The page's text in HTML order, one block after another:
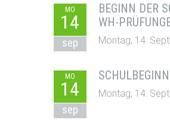
MO
14
sep
BEGINN DER
WH-
Montag, 14.
MO
14
sep
SCHULBEGINN
Montag, 14.